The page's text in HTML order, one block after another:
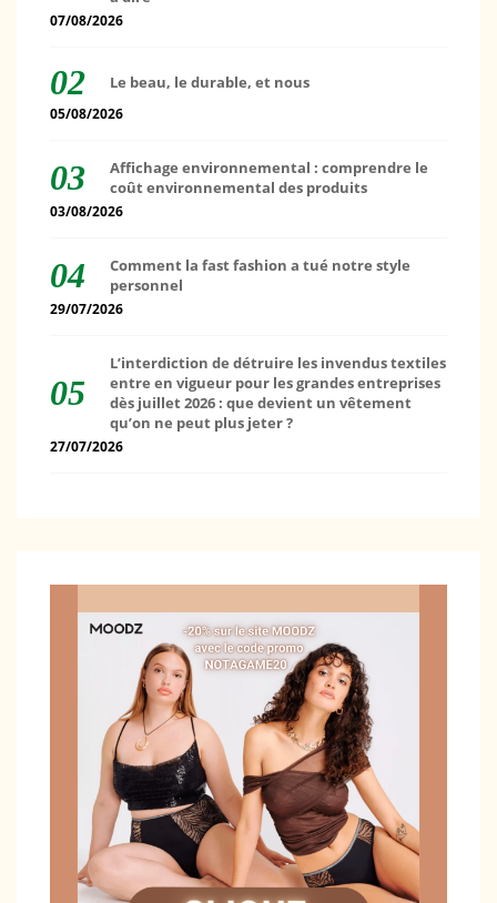
07/08/2026
Le beau, le durable, et nous
05/08/2026
Affichage environnemental : comprendre le
coût environnemental des produits
03/08/2026
Comment la fast fashion a tué notre style
personnel
29/07/2026
L’interdiction de détruire les invendus textiles
entre en vigueur pour les grandes entreprises
dès juillet 2026 : que devient un vêtement
qu’on ne peut plus jeter ?
27/07/2026